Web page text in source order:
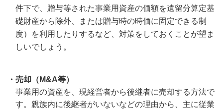
件下で、贈与等された事業用資産の価額を遺留分算定基
礎財産から除外、または贈与時の時価に固定できる制
度）を利用したりするなど、対策をしておくことが望ま
しいでしょう。
・売却（M&A等）
事業用の資産を、現経営者から後継者に売却する方法で
す。親族内に後継者がいないなどの理由から、主に従業